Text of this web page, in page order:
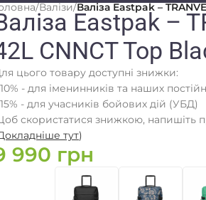
/Валізи/Валіза Eastpak –
Eastpak –
CNNCT Top
цього товару доступні знижки:
- для іменинників та наших
- для учасників бойових дій (УБД)
скористатися знижкою, напишіть
тут)
990 грн